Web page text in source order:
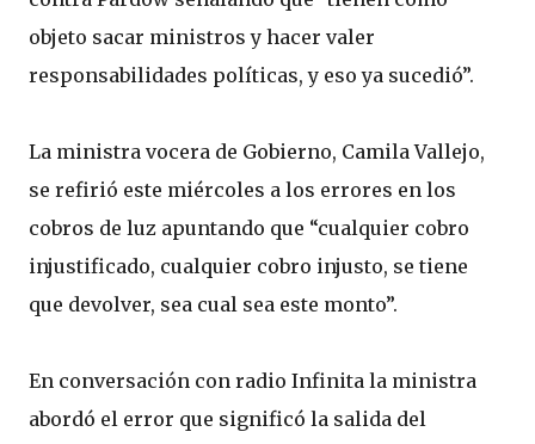
objeto sacar ministros y hacer valer
responsabilidades políticas, y eso ya sucedió”.
La ministra vocera de Gobierno, Camila Vallejo,
se refirió este miércoles a los errores en los
cobros de luz apuntando que “cualquier cobro
injustificado, cualquier cobro injusto, se tiene
que devolver, sea cual sea este monto”.
En conversación con radio Infinita la ministra
abordó el error que significó la salida del